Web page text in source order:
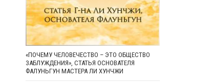
«ПОЧЕМУ ЧЕЛОВЕЧЕСТВО – ЭТО ОБЩЕСТВО
ЗАБЛУЖДЕНИЯ», СТАТЬЯ ОСНОВАТЕЛЯ
ФАЛУНЬГУН МАСТЕРА ЛИ ХУНЧЖИ